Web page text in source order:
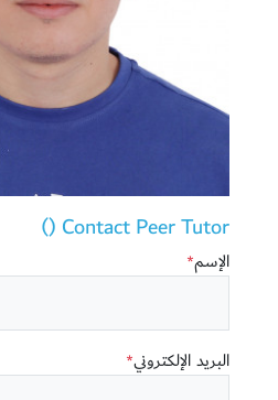
Contact Peer Tutor ()
الإسم*
البريد الإلكتروني*